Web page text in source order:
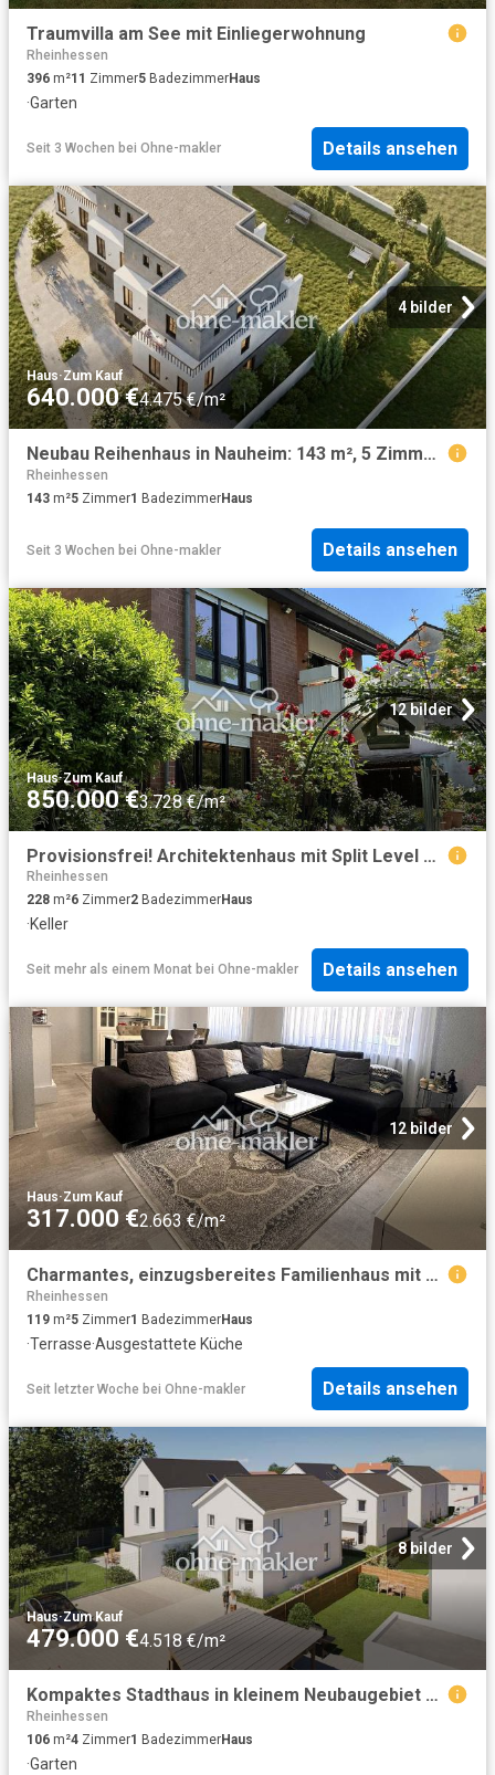
Traumvilla am See mit Einliegerwohnung
Rheinhessen
396 m²11 Zimmer5 BadezimmerHaus
·Garten
Seit 3 Wochen bei Ohne-makler Details ansehen
4 bilder
Haus·Zum Kauf
640.000 €4.475 €/m²
Neubau Reihenhaus in Nauheim: 143 m², 5 Zimmer, Wärmepumpe, Erstbezug 2027 — provisionsfrei
Rheinhessen
143 m²5 Zimmer1 BadezimmerHaus
Seit 3 Wochen bei Ohne-makler Details ansehen
12 bilder
Haus·Zum Kauf
850.000 €3.728 €/m²
Provisionsfrei! Architektenhaus mit Split Level Bauweise in ruhiger Lage von Martinsthal
Rheinhessen
228 m²6 Zimmer2 BadezimmerHaus
·Keller
Seit mehr als einem Monat bei Ohne-makler Details ansehen
12 bilder
Haus·Zum Kauf
317.000 €2.663 €/m²
Charmantes, einzugsbereites Familienhaus mit großer Terrasse in praktischer Lage
Rheinhessen
119 m²5 Zimmer1 BadezimmerHaus
·Terrasse·Ausgestattete Küche
Seit letzter Woche bei Ohne-makler Details ansehen
8 bilder
Haus·Zum Kauf
479.000 €4.518 €/m²
Kompaktes Stadthaus in kleinem Neubaugebiet mit eigenem Garten und Top Anbindung in Worms West
Rheinhessen
106 m²4 Zimmer1 BadezimmerHaus
·Garten